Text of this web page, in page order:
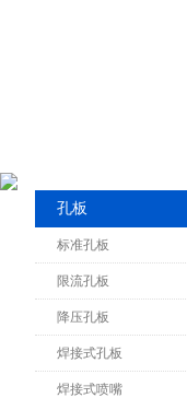
孔板
标准孔板
限流孔板
降压孔板
焊接式孔板
焊接式喷嘴